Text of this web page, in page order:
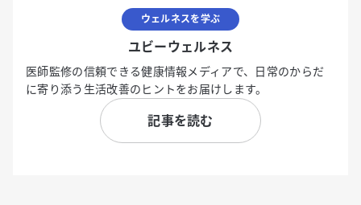
ウェルネスを学ぶ
ユビーウェルネス
医師監修の信頼できる健康情報メディアで、日常のからだ
に寄り添う生活改善のヒントをお届けします。
記事を読む